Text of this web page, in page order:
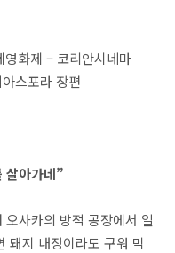
화제 – 코리안시네마
스포라 장편
살아가네”
사카의 방적 공장에서 일
돼지 내장이라도 구워 먹